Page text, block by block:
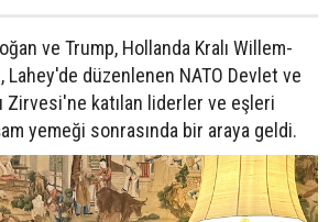
ve Trump, Hollanda Kralı Willem-
düzenlenen NATO Devlet ve
Zirvesi'ne katılan liderler ve eşleri
yemeği sonrasında bir araya geldi.